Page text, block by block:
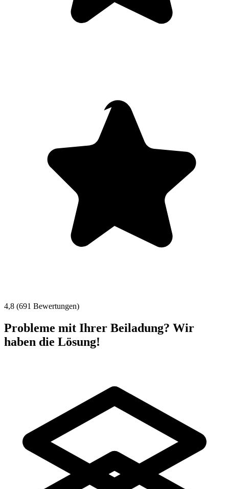
4,8 (691 Bewertungen)
Probleme mit Ihrer Beiladung? Wir
haben die Lösung!